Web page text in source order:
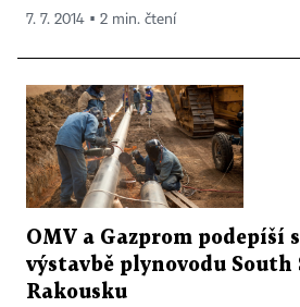
7. 7. 2014 ▪ 2 min. čtení
OMV a Gazprom podepíší
výstavbě plynovodu South
Rakousku